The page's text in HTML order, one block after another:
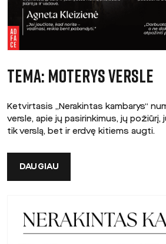
TEMA: MOTERYS VERSLE
Ketvirtasis „Nerakintas kambarys“
versle, apie jų pasirinkimus, jų požiūrį,
tik verslą, bet ir erdvę kitiems augti.
DAUGIAU